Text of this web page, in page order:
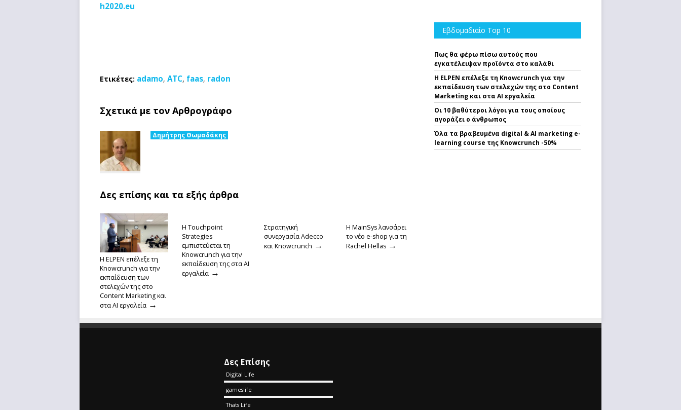
h2020.eu
Ετικέτες: adamo, ATC, faas, radon
Σχετικά με τον Αρθρογράφο
Δημήτρης Θωμαδάκης
Δες επίσης και τα εξής άρθρα
Η ELPEN επέλεξε τη
Knowcrunch για την
εκπαίδευση των
στελεχών της στο
Content Marketing και
στα AI εργαλεία →
Η Touchpoint
Strategies
εμπιστεύεται τη
Knowcrunch για την
εκπαίδευση της στα ΑΙ
εργαλεία →
Στρατηγική
συνεργασία Adecco
και Knowcrunch →
Η MainSys λανσάρει
το νέο e-shop για τη
Rachel Hellas →
Εβδομαδιαίο Top 10
Πως θα φέρω πίσω αυτούς που
εγκατέλειψαν προϊόντα στο καλάθι
Η ELPEN επέλεξε τη Knowcrunch για την
εκπαίδευση των στελεχών της στο Content
Marketing και στα AI εργαλεία
Οι 10 βαθύτεροι λόγοι για τους οποίους
αγοράζει ο άνθρωπος
Όλα τα βραβευμένα digital & AI marketing e-
learning course της Knowcrunch -50%
Δες Επίσης
Digital Life
gameslife
Thats Life